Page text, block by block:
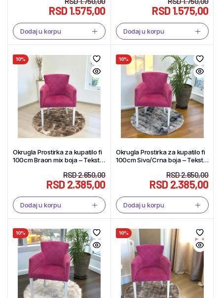
RSD1.575,00
Dodaj u korpu
RSD1.575,00
Dodaj u korpu
10%
Okrugla Prostirka za kupatilo fi
100cm Braon mix boja – Tekstil
RSD2.650,00
RSD2.385,00
Dodaj u korpu
10%
Okrugla Prostirka za kupatilo fi
100cm Sivo/Crna boja – Tekstil
RSD2.650,00
RSD2.385,00
Dodaj u korpu
10% 10%